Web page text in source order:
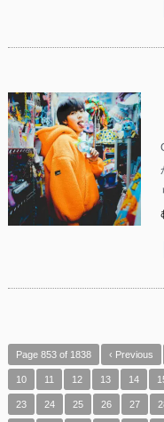
Page 853 of 1838 ‹ Previous
10 11 12 13 14
23 24 25 26 27